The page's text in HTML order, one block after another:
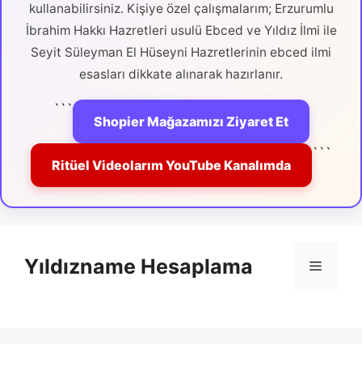
kullanabilirsiniz. Kişiye özel çalışmalarım; Erzurumlu
İbrahim Hakkı Hazretleri usulü Ebced ve Yıldız İlmi ile
Seyit Süleyman El Hüseyni Hazretlerinin ebced ilmi
esasları dikkate alınarak hazırlanır.
```
Shopier Mağazamızı Ziyaret Et
Ritüel Videolarım YouTube Kanalımda
```
Yıldızname Hesaplama Menü